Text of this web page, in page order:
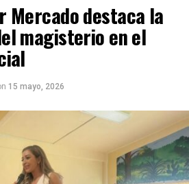
Mercado destaca la
magisterio en el
15 mayo, 2026